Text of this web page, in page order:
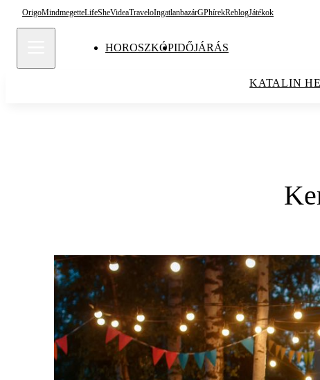
OrigoMindmegetteLifeSheVideaTraveloIngatlanbazárGPhírekReblogJátékok
HOROSZKÓPIDŐJÁRÁS
KATALIN